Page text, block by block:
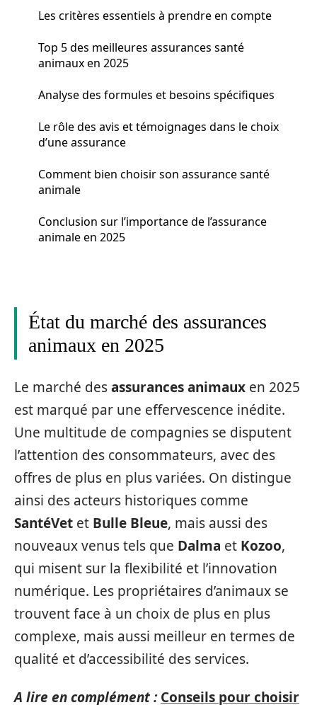
Les critères essentiels à prendre en compte
Top 5 des meilleures assurances santé
animaux en 2025
Analyse des formules et besoins spécifiques
Le rôle des avis et témoignages dans le choix
d’une assurance
Comment bien choisir son assurance santé
animale
Conclusion sur l’importance de l’assurance
animale en 2025
État du marché des assurances
animaux en 2025
Le marché desassurances animaux en 2025
est marqué par une effervescence inédite.
Une multitude de compagnies se disputent
l’attention des consommateurs, avec des
offres de plus en plus variées. On distingue
ainsi des acteurs historiques comme
SantéVet et Bulle Bleue, mais aussi des
nouveaux venus tels que Dalma et Kozoo,
qui misent sur la flexibilité et l’innovation
numérique. Les propriétaires d’animaux se
trouvent face à un choix de plus en plus
complexe, mais aussi meilleur en termes de
qualité et d’accessibilité des services.
A lire en complément : Conseils pour choisir